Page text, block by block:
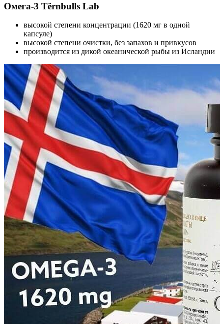
Омега-3 Tërnbulls Lab
высокой степени концентрации (1620 мг в одной
капсуле)
высокой степени очистки, без запахов и привкусов
производится из дикой океанической рыбы из Исландии